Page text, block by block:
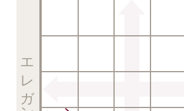
エレガント